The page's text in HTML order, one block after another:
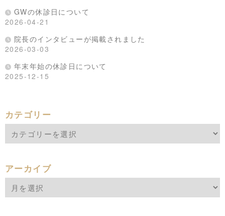
GWの休診日について
2026-04-21
院長のインタビューが掲載されました
2026-03-03
年末年始の休診日について
2025-12-15
カテゴリー
アーカイブ